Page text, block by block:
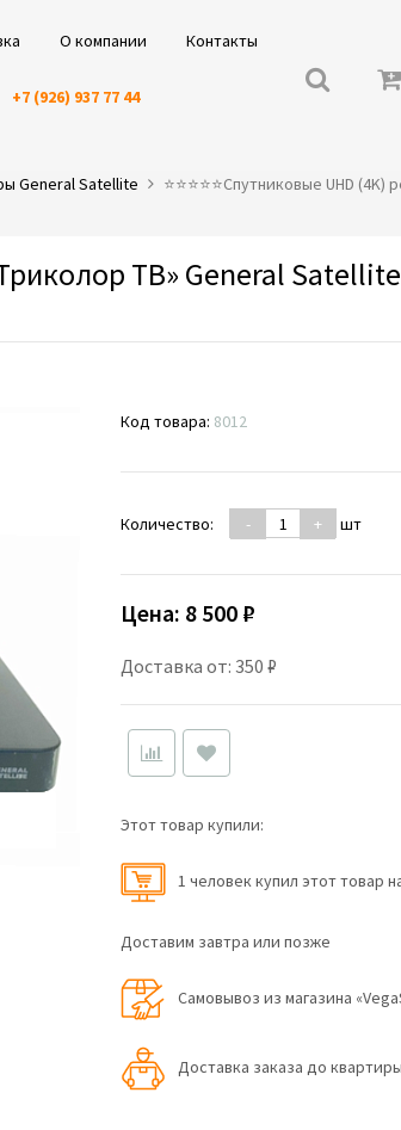
О компании Контакты
+7 (926) 937 77 44
General Satellite
⭐️⭐️⭐️⭐️⭐️Спутниковые UHD
ТВ» General
Код товара: 8012
Количество: - + шт
Цена: 8 500 ₽
Доставка от: 350 ₽
Этот товар купили:
1 человек купил этот товар
Доставим завтра или позже
Самовывоз из магазина
Доставка заказа до